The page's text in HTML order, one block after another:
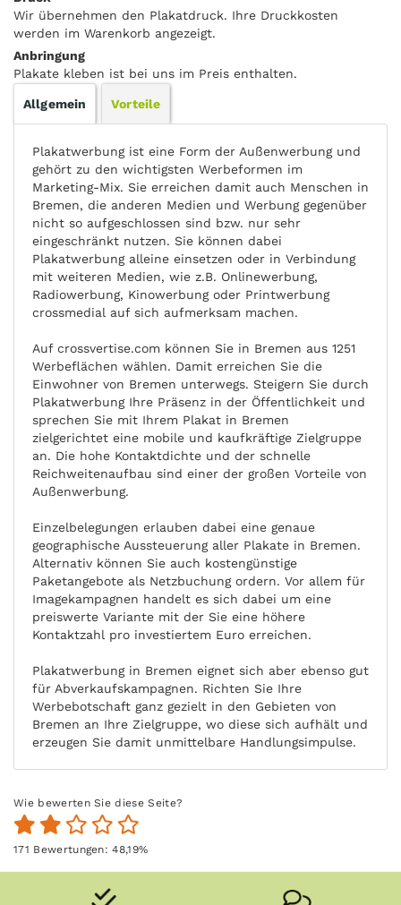
Wir übernehmen den Plakatdruck. Ihre Druckkosten
werden im Warenkorb angezeigt.
Anbringung
Plakate kleben ist bei uns im Preis enthalten.
Allgemein Vorteile
Plakatwerbung ist eine Form der Außenwerbung und
gehört zu den wichtigsten Werbeformen im
Marketing-Mix. Sie erreichen damit auch Menschen in
Bremen, die anderen Medien und Werbung gegenüber
nicht so aufgeschlossen sind bzw. nur sehr
eingeschränkt nutzen. Sie können dabei
Plakatwerbung alleine einsetzen oder in Verbindung
mit weiteren Medien, wie z.B. Onlinewerbung,
Radiowerbung, Kinowerbung oder Printwerbung
crossmedial auf sich aufmerksam machen.
Auf crossvertise.com können Sie in Bremen aus 1251
Werbeflächen wählen. Damit erreichen Sie die
Einwohner von Bremen unterwegs. Steigern Sie durch
Plakatwerbung Ihre Präsenz in der Öffentlichkeit und
sprechen Sie mit Ihrem Plakat in Bremen
zielgerichtet eine mobile und kaufkräftige Zielgruppe
an. Die hohe Kontaktdichte und der schnelle
Reichweitenaufbau sind einer der großen Vorteile von
Außenwerbung.
Einzelbelegungen erlauben dabei eine genaue
geographische Aussteuerung aller Plakate in Bremen.
Alternativ können Sie auch kostengünstige
Paketangebote als Netzbuchung ordern. Vor allem für
Imagekampagnen handelt es sich dabei um eine
preiswerte Variante mit der Sie eine höhere
Kontaktzahl pro investiertem Euro erreichen.
Plakatwerbung in Bremen eignet sich aber ebenso gut
für Abverkaufskampagnen. Richten Sie Ihre
Werbebotschaft ganz gezielt in den Gebieten von
Bremen an Ihre Zielgruppe, wo diese sich aufhält und
erzeugen Sie damit unmittelbare Handlungsimpulse.
Wie bewerten Sie diese Seite?
171 Bewertungen:48,19%